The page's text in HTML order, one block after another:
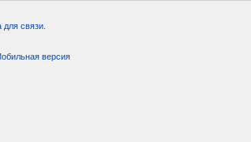
связи
версия